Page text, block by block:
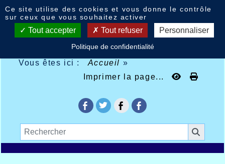
Vous êtes ici : Accueil »
Imprimer la page...
Ce site utilise des cookies et vous donne le contrôle
sur ceux que vous souhaitez activer
Tout accepter Tout refuser Personnaliser
Politique de confidentialité